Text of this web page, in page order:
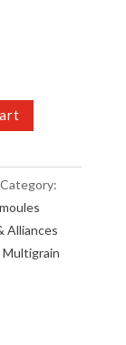
Category:
Alliances
Multigrain